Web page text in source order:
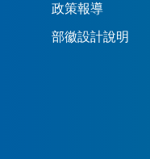
政策報導
部徽設計說明